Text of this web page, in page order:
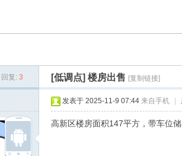
回复: 3 [低调点] 楼房出售 [复制链接]
发表于 2025-11-9 07:44 来自手机
高新区楼房面积147平方，带车位